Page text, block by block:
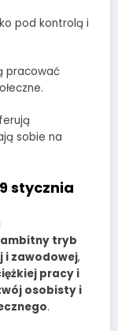
pod kontrolą i
pracować
sobie na
stycznia
tryb
i zawodowej,
pracy i
osobisty i
.